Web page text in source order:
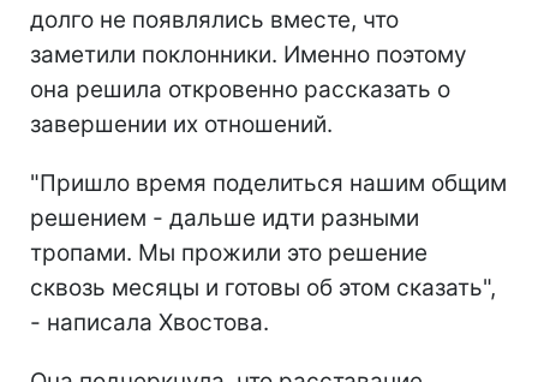
долго не появлялись вместе, что
заметили поклонники. Именно поэтому
она решила откровенно рассказать о
завершении их отношений.
"Пришло время поделиться нашим общим
решением - дальше идти разными
тропами. Мы прожили это решение
сквозь месяцы и готовы об этом сказать",
- написала Хвостова.